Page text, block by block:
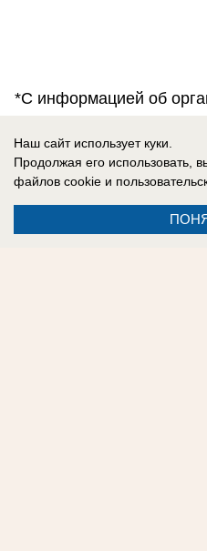
*С информацией об
(призов), сроках, месте
можно ознакомиться по
Наш сайт использует куки.
Продолжая его использовать,
файлов cookie и